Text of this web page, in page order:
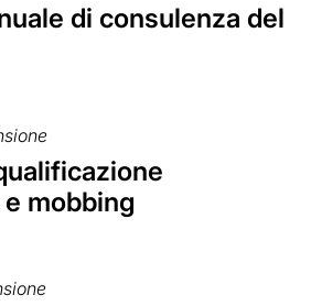
di consulenza del
mobbing